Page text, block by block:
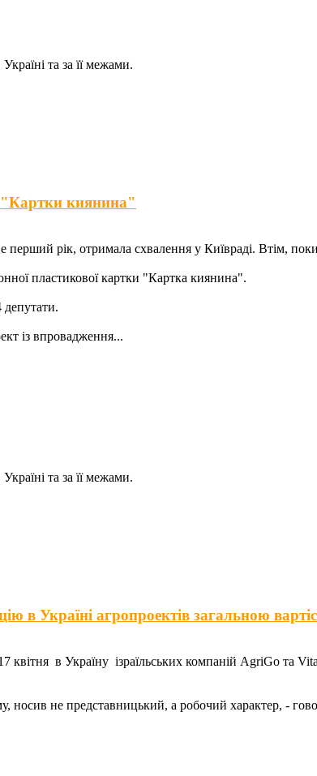
та за її межами.
"Картки киянина"
рік, отримала схвалення у Київраді. Втім, поки
пластикової картки "Картка киянина".
депутати.
із впровадження...
та за її межами.
в Україні агропроектів загальною
квітня в Україну ізраїльських компаній AgriGo та
носив не представницький, а робочий характер, -